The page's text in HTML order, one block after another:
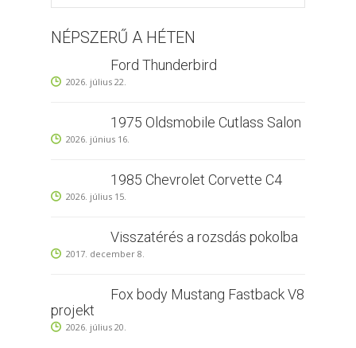
NÉPSZERŰ A HÉTEN
Ford Thunderbird
2026. július 22.
1975 Oldsmobile Cutlass Salon
2026. június 16.
1985 Chevrolet Corvette C4
2026. július 15.
Visszatérés a rozsdás pokolba
2017. december 8.
Fox body Mustang Fastback V8
projekt
2026. július 20.